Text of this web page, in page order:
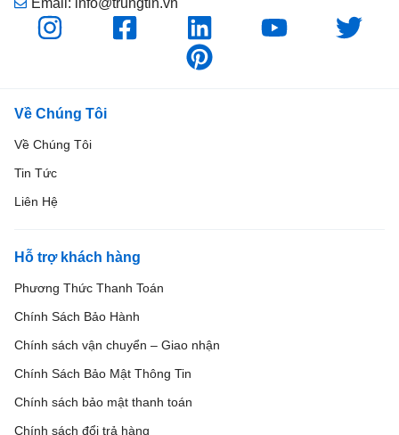
Email: info@trungtin.vn
Về Chúng Tôi
Về Chúng Tôi
Tin Tức
Liên Hệ
Hỗ trợ khách hàng
Phương Thức Thanh Toán
Chính Sách Bảo Hành
Chính sách vận chuyển – Giao nhận
Chính Sách Bảo Mật Thông Tin
Chính sách bảo mật thanh toán
Chính sách đổi trả hàng